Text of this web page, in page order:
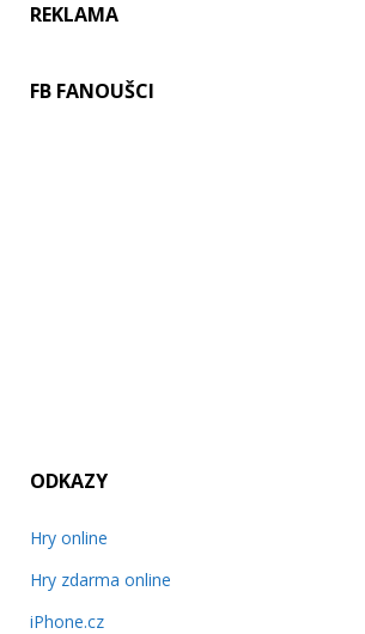
REKLAMA
FB FANOUŠCI
ODKAZY
Hry online
Hry zdarma online
iPhone.cz